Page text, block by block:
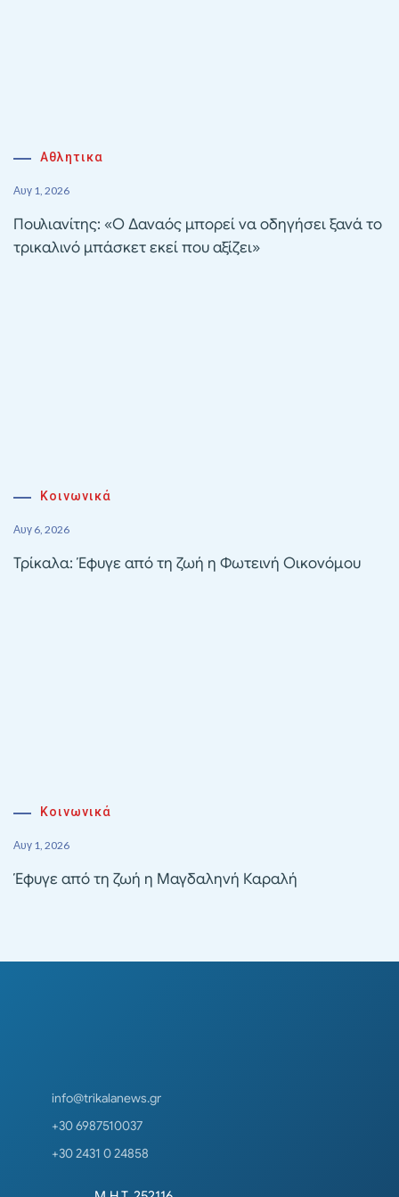
Αθλητικα
Αυγ 1, 2026
Πουλιανίτης: «Ο Δαναός μπορεί να οδηγήσει ξανά το
τρικαλινό μπάσκετ εκεί που αξίζει»
Κοινωνικά
Αυγ 6, 2026
Τρίκαλα: Έφυγε από τη ζωή η Φωτεινή Οικονόμου
Κοινωνικά
Αυγ 1, 2026
Έφυγε από τη ζωή η Μαγδαληνή Καραλή
info@trikalanews.gr
+30 6987510037
+30 2431 0 24858